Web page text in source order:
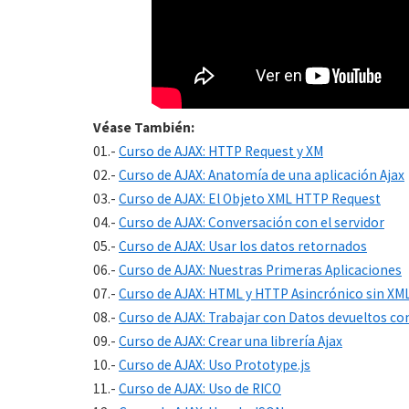
Véase También:
01.- Curso de AJAX: HTTP Request y XM
02.- Curso de AJAX: Anatomía de una aplicación Ajax
03.- Curso de AJAX: El Objeto XML HTTP Request
04.- Curso de AJAX: Conversación con el servidor
05.- Curso de AJAX: Usar los datos retornados
06.- Curso de AJAX: Nuestras Primeras Aplicaciones
07.- Curso de AJAX: HTML y HTTP Asincrónico sin
08.- Curso de AJAX: Trabajar con Datos devueltos
09.- Curso de AJAX: Crear una librería Ajax
10.- Curso de AJAX: Uso Prototype.js
11.- Curso de AJAX: Uso de RICO